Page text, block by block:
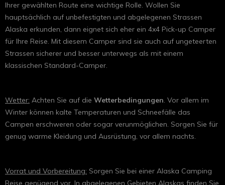
Ihrer gewählten Route eine wichtige Rolle. Wollen Sie
hauptsächlich auf unbefestigten und abgelegenen Strassen
Alaska erkunden, dann eignet sich eher ein 4x4 Pick-up Camper
für Ihre Reise. Mit diesem Camper sind sie auch auf ungeteerten
Strassen sicherer und besser unterwegs als mit einem
klassischen Standard-Camper.
Wetter: Achten Sie auf die Wetterbedingungen. Vor allem im
Winter können kalte Temperaturen und Schneefälle das
Campen erschweren oder sogar verunmöglichen. Sorgen Sie für
genug warme Kleidung und Ausrüstung, vor allem nachts.
Vorrat und Vorbereitung: Sorgen Sie bei einer Alaska Camping
Reise genügend vor. In abgelegenen Gebieten Alaskas finden Sie